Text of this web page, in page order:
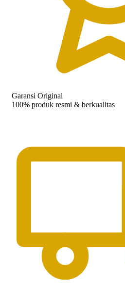
Garansi Original
100% produk resmi & berkualitas